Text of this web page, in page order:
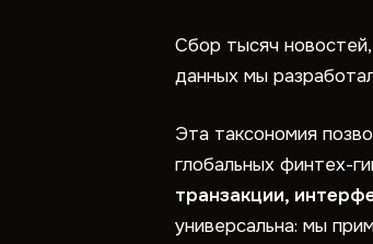
Сбор тысяч
данных мы
Эта таксономия
глобальных финтех-
транзакции,
универсальна: мы